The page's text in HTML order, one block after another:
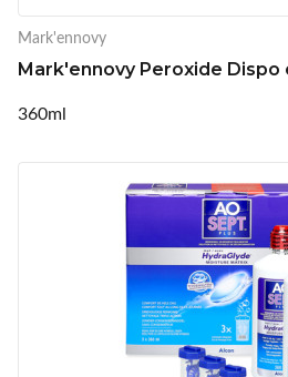
Mark'ennovy
Mark'ennovy Peroxide
360ml